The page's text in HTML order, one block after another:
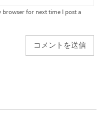
browser for next time I post a